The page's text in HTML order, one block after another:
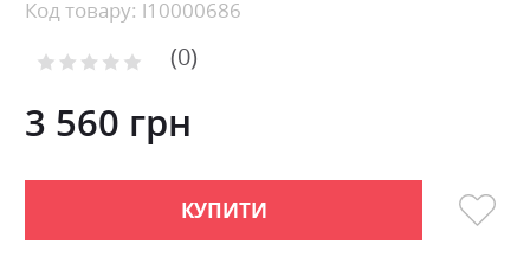
the
gallery
Код товару: l10000686
Рейтинг: 0
3 560 грн
КУПИТИ